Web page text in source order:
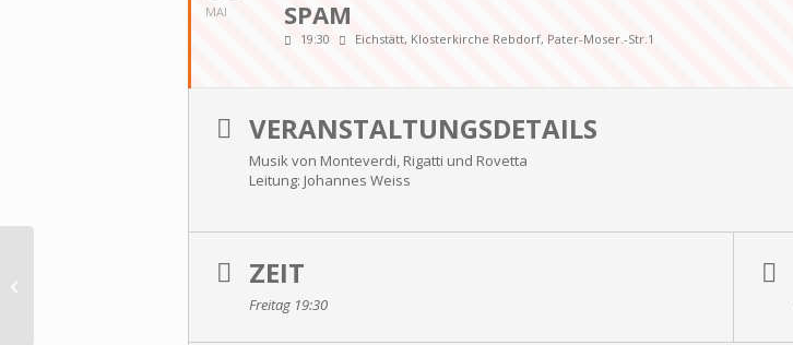
MAI SPAM
19:30 Eichstätt, Klosterkirche Rebdorf, Pater-Moser.-Str.1
VERANSTALTUNGSDETAILS
Musik von Monteverdi, Rigatti und Rovetta
Leitung: Johannes Weiss
ZEIT
Freitag 19:30
Henry Purcell: Dido & Aeneas